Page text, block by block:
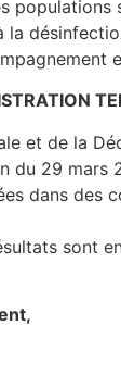
la
et de la
du 29 mars
dans des
sont